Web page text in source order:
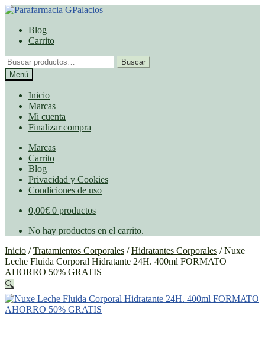
Ir
navegación
Ir
contenido
Blog
Carrito
Buscar
por:
Buscar
Menú
Inicio
Marcas
Mi cuenta
Finalizar compra
Marcas
Carrito
Blog
Privacidad y Cookies
Condiciones de uso
0,00€ 0 productos
No hay productos en el carrito.
Inicio /Tratamientos Corporales /Hidratantes Corporales /Nuxe
Leche Fluida Corporal Hidratante 24H. 400ml FORMATO
AHORRO 50% GRATIS
🔍